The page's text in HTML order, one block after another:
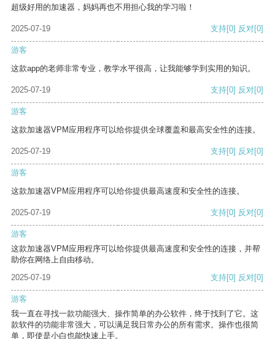
超级好用的加速器，妈妈再也不用担心我的学习啦！
2025-07-19 支持[0] 反对[0]
游客
这款app的老师非常专业，教学水平很高，让我能够学到实用的知识。
2025-07-19 支持[0] 反对[0]
游客
这款加速器VPM应用程序可以给你提供全球覆盖和最高安全性的连接。
2025-07-19 支持[0] 反对[0]
游客
这款加速器VPM应用程序可以给你提供最高速度和安全性的连接。
2025-07-19 支持[0] 反对[0]
游客
这款加速器VPM应用程序可以给你提供最高速度和安全性的连接，并帮
助你在网络上自由移动。
2025-07-19
支持[0] 反对[0]
游客
我一直在寻找一款功能强大、操作简单的办公软件，终于找到了它。这
款软件的功能非常强大，可以满足我日常办公的所有需求。操作也很简
单，即使是小白也能快速上手。